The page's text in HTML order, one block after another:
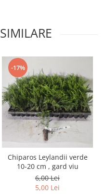
-17%
Chiparos Leylandii verde
10-20 cm , gard viu
6,00 Lei
5,00 Lei